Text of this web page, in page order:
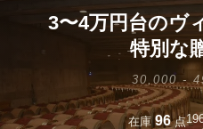
3〜4万円台のヴ
特別な
30,000 -
在庫 96点